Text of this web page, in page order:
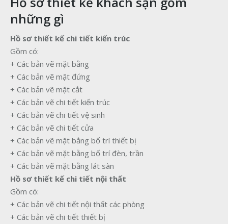
những gì
Hồ sơ thiết kế chi tiết kiến trúc
Gồm có:
+ Các bản vẽ mặt bằng
+ Các bản vẽ mặt đứng
+ Các bản vẽ mặt cắt
+ Các bản vẽ chi tiết kiến trúc
+ Các bản vẽ chi tiết vệ sinh
+ Các bản vẽ chi tiết cửa
+ Các bản vẽ mặt bằng bố trí thiết bị
+ Các bản vẽ mặt bằng bố trí đèn, trần
+ Các bản vẽ mặt bằng lát sàn
Hồ sơ thiết kế chi tiết nội thất
Gồm có:
+ Các bản vẽ chi tiết nội thất các phòng
+ Các bản vẽ chi tiết thiết bị